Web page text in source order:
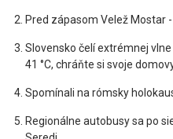
Pred zápasom Velež Mostar
Slovensko čelí extrémnej
41 °C, chráňte si svoje
Spomínali na rómsky
Regionálne autobusy sa po